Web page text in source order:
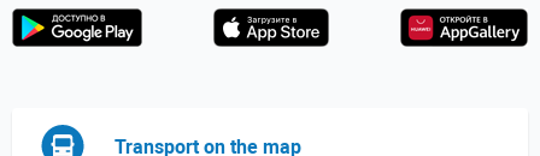
Transport on the map